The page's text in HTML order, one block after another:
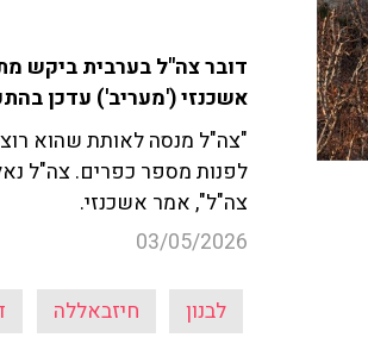
דובר צה"ל בערבית ביקש
אשכנזי ('מעריב') עדכן
"צה"ל מנסה לאותת שהוא
לפנות מספר כפרים. צה"ל
צה"ל", אמר אשכנזי.
03/05/2026
לבנון חיזבאללה